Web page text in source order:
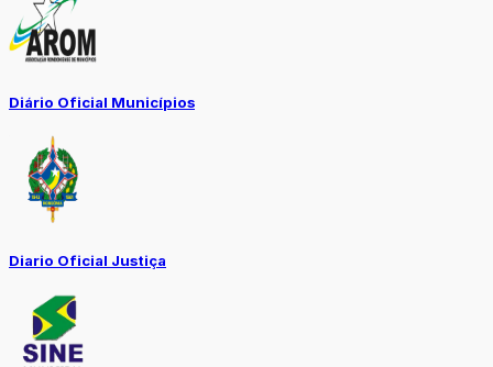
Diário Oficial Municípios
Diario Oficial Justiça